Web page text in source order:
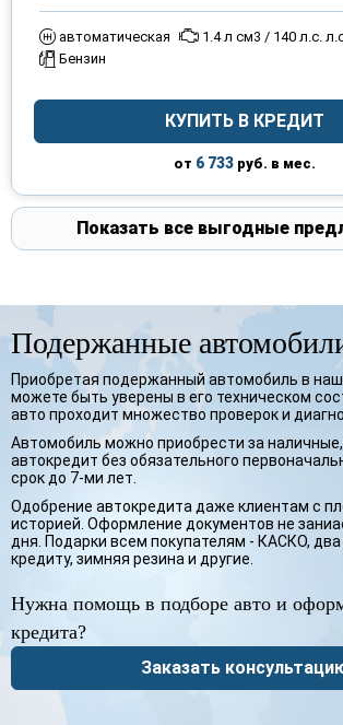
автоматическая 1.4 л см3 / 140 л.с.
Бензин
КУПИТЬ В КРЕДИТ
от 6 733 руб. в мес.
Показать все выгодные
Подержанные
Приобретая подержанный автомобиль в
можете быть уверены в его техническом
авто проходит множество проверок и
Автомобиль можно приобрести за
автокредит без обязательного
срок до 7-ми лет.
Одобрение автокредита даже клиентам с
историей. Оформление документов не
дня. Подарки всем покупателям - КАСКО,
кредиту, зимняя резина и другие.
Нужна помощь в подборе авто и
кредита?
Заказать